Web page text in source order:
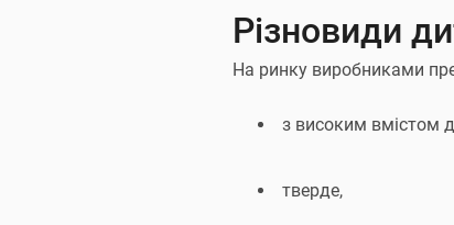
Різновиди
На ринку виробниками
з високим вмістом
тверде,